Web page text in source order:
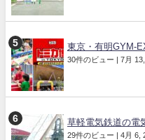
東京・有明GYM-
30件のビュー | 7月
草軽電気鉄道の電
29件のビュー | 4月 6,